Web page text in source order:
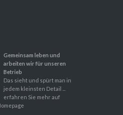
Gemeinsam leben und
arbeiten wir für unseren
Betrieb
Das sieht und spürt man in
jedem kleinsten Detail ...
erfahren Sie mehr auf